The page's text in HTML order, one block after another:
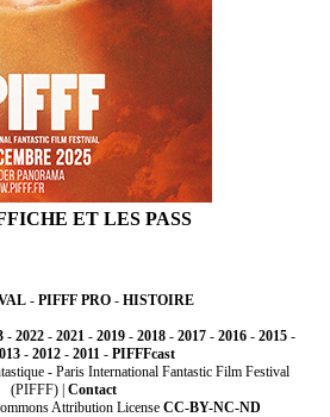
ET LES PASS
- PIFFF PRO- HISTOIRE
- 2022- 2021- 2019- 2018- 2017- 2016- 2015-
- 2012 - 2011 - PIFFFcast
- Paris International Fantastic Film Festival
(PIFFF) | Contact
Attribution License CC-BY-NC-ND